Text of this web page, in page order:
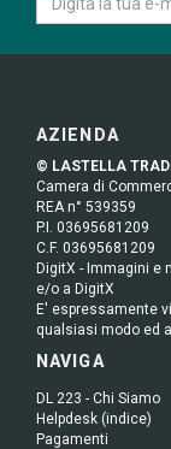
AZIENDA
© LASTELLA
Camera di
REA n° 539359
P.I. 03695681209
C.F. 03695681209
DigitX - Immagini e
e/o a DigitX
E' espressamente
qualsiasi modo ed
NAVIGA
DL 223 - Chi Siamo
Helpdesk (indice)
Pagamenti